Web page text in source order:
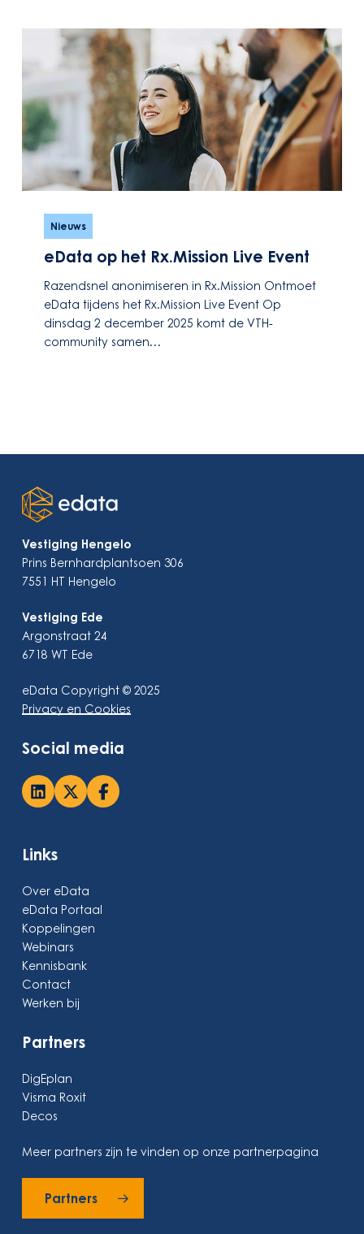
Rx.Mission
Event
Nieuws
eData op het Rx.Mission Live Event
Razendsnel anonimiseren in Rx.Mission Ontmoet
eData tijdens het Rx.Mission Live Event Op
dinsdag 2 december 2025 komt de VTH-
community samen…
Vestiging Hengelo
Prins Bernhardplantsoen 306
7551 HT Hengelo
Vestiging Ede
Argonstraat 24
6718 WT Ede
eData Copyright © 2025
Privacy en Cookies
Social media
Links
Over eData
eData Portaal
Koppelingen
Webinars
Kennisbank
Contact
Werken bij
Partners
DigEplan
Visma Roxit
Decos
Meer partners zijn te vinden op onze partnerpagina
Partners